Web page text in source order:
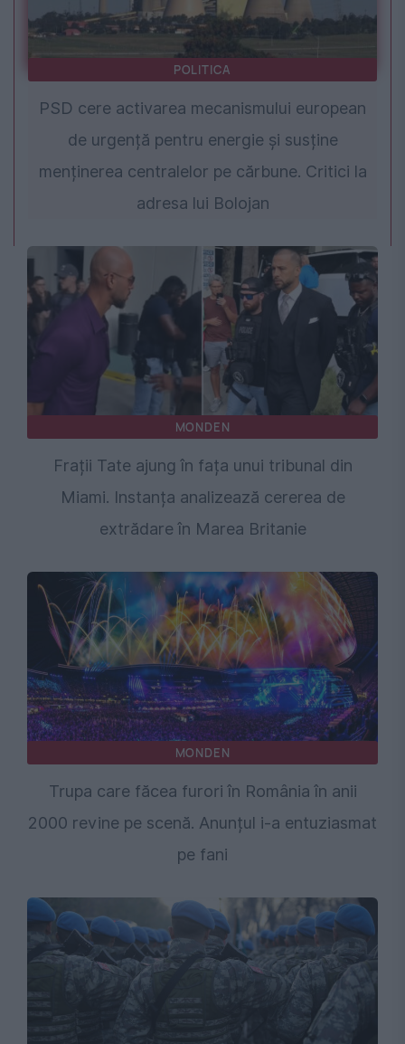
POLITICA
PSD cere activarea mecanismului european
de urgență pentru energie și susține
menținerea centralelor pe cărbune. Critici la
adresa lui Bolojan
MONDEN
Frații Tate ajung în fața unui tribunal din
Miami. Instanța analizează cererea de
extrădare în Marea Britanie
MONDEN
Trupa care făcea furori în România în anii
2000 revine pe scenă. Anunțul i-a entuziasmat
pe fani